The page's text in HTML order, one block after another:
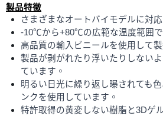
製品特徴
さまざまなオートバイモデルに対応
-10℃から+80℃の広範な温度範囲で
高品質の輸入ビニールを使用して製
製品が剥がれたり浮いたりしない
ています。
明るい日光に繰り返し曝されても
ンクを使用しています。
特許取得の黄変しない樹脂と3Dゲ